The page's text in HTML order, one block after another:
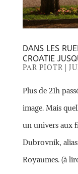
DANS LES
CROATIE
PAR PIOTR
Plus de 21h
image. Mais
un univers aux
Dubrovnik, alias
Royaumes. (à